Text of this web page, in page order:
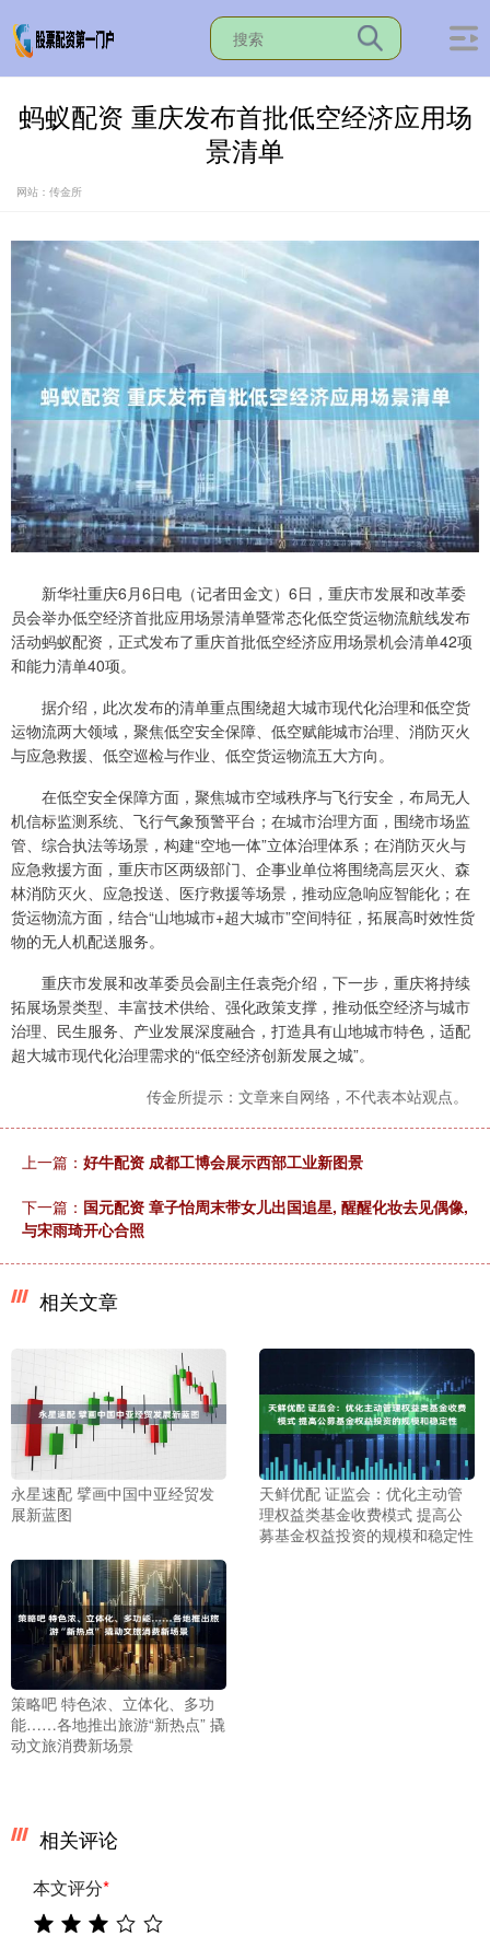
蚂蚁配资 重庆发布首批低空经济应用场
景清单
网站：传金所
新华社重庆6月6日电（记者田金文）6日，重庆市发展和改革委
员会举办低空经济首批应用场景清单暨常态化低空货运物流航线发布
活动蚂蚁配资，正式发布了重庆首批低空经济应用场景机会清单42项
和能力清单40项。
据介绍，此次发布的清单重点围绕超大城市现代化治理和低空货
运物流两大领域，聚焦低空安全保障、低空赋能城市治理、消防灭火
与应急救援、低空巡检与作业、低空货运物流五大方向。
在低空安全保障方面，聚焦城市空域秩序与飞行安全，布局无人
机信标监测系统、飞行气象预警平台；在城市治理方面，围绕市场监
管、综合执法等场景，构建“空地一体”立体治理体系；在消防灭火与
应急救援方面，重庆市区两级部门、企事业单位将围绕高层灭火、森
林消防灭火、应急投送、医疗救援等场景，推动应急响应智能化；在
货运物流方面，结合“山地城市+超大城市”空间特征，拓展高时效性货
物的无人机配送服务。
重庆市发展和改革委员会副主任袁尧介绍，下一步，重庆将持续
拓展场景类型、丰富技术供给、强化政策支撑，推动低空经济与城市
治理、民生服务、产业发展深度融合，打造具有山地城市特色，适配
超大城市现代化治理需求的“低空经济创新发展之城”。
传金所提示：文章来自网络，不代表本站观点。
上一篇： 好牛配资 成都工博会展示西部工业新图景
下一篇： 国元配资 章子怡周末带女儿出国追星, 醒醒化妆去见偶像,
与宋雨琦开心合照
相关文章
永星速配 擘画中国中亚经贸发
展新蓝图
天鲜优配 证监会：优化主动管
理权益类基金收费模式 提高公
募基金权益投资的规模和稳定性
策略吧 特色浓、立体化、多功
能……各地推出旅游“新热点” 撬
动文旅消费新场景
相关评论
本文评分*